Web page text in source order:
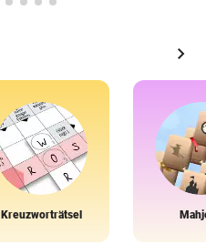
chevron_right
Kreuzworträtsel